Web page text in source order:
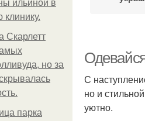
ильиной в
клинику.
Скарлетт
но за
парка
С
но и
уютно.